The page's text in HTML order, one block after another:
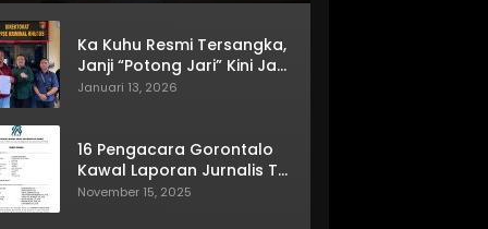
Ka Kuhu Resmi Tersangka,
Janji “Potong Jari” Kini Jadi
Bumerang
Januari 13, 2026
16 Pengacara Gorontalo
Kawal Laporan Jurnalis TV
One
November 15, 2025